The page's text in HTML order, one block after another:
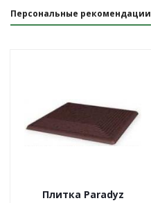
Персональные рекомендации
Плитка Paradyz